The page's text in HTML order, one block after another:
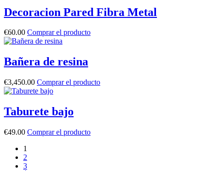
Decoracion Pared Fibra Metal
€60.00 Comprar el producto
Bañera de resina
€3,450.00 Comprar el producto
Taburete bajo
€49.00 Comprar el producto
1
2
3